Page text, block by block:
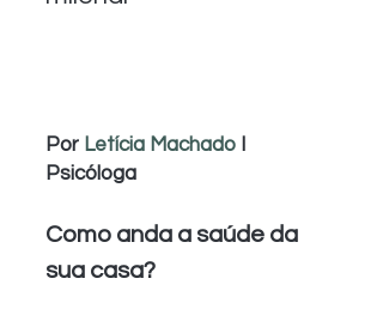
Por Letícia Machado
Psicóloga
Como anda a saúde da
sua casa?